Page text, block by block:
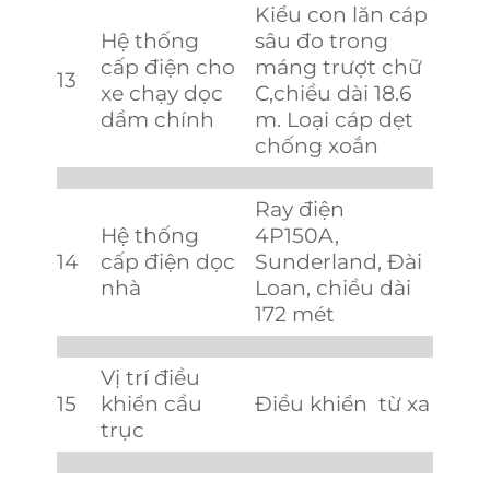
13
Hệ thống
cấp điện cho
xe chạy dọc
dầm chính
Kiểu con lăn cáp
sâu đo trong
máng trượt chữ
C,chiều dài 18.6
m. Loại cáp dẹt
chống xoắn
14
Hệ thống
cấp điện dọc
nhà
Ray điện
4P150A,
Sunderland, Đài
Loan, chiều dài
172 mét
15
Vị trí điều
khiển cầu
trục
Điều khiển từ xa